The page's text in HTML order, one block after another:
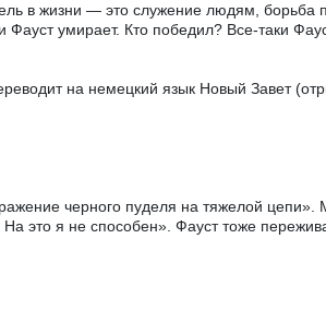
в жизни — это служение людям, борьба
Фауст умирает. Кто победил? Все-таки
на немецкий язык Новый Завет
черного пуделя на тяжелой цепи».
это я не способен». Фауст тоже